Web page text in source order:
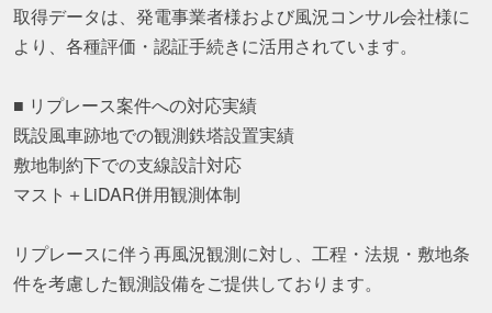
取得データは、発電事業者様および風況コンサル会社様に
より、各種評価・認証手続きに活用されています。
■ リプレース案件への対応実績
既設風車跡地での観測鉄塔設置実績
敷地制約下での支線設計対応
マスト＋LiDAR併用観測体制
リプレースに伴う再風況観測に対し、工程・法規・敷地条
件を考慮した観測設備をご提供しております。